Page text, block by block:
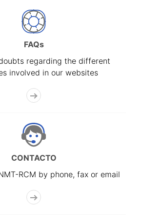
FAQs
regarding the different
involved in our websites
CONTACTO
RCM by phone, fax or email